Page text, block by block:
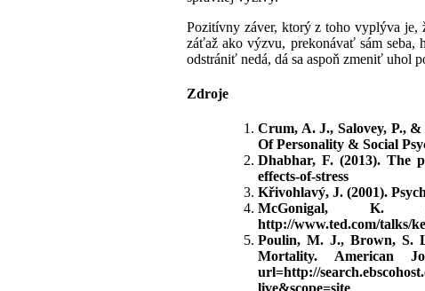
Pozitívny záver, ktorý z toho vyplýva je,
záťaž ako výzvu, prekonávať sám
odstrániť nedá, dá sa aspoň zmeniť uhol
Zdroje
Crum, A. J., Salovey, P.,
Of Personality & Social
Dhabhar, F. (2013). The
effects-of-stress
Křivohlavý, J. (2001).
McGonigal,
http://www.ted.com/talks/
Poulin, M. J., Brown, S.
Mortality. American
url=http://